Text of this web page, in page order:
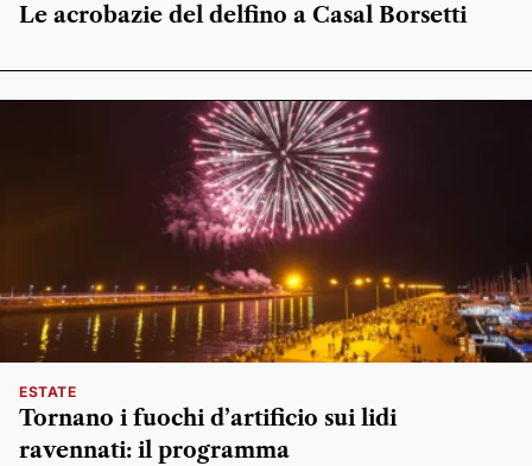
Le acrobazie del delfino a Casal Borsetti
ESTATE
Tornano i fuochi d’artificio sui lidi
ravennati: il programma